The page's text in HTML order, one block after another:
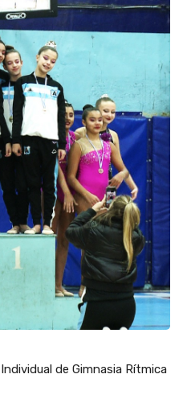
de Gimnasia Rítmica